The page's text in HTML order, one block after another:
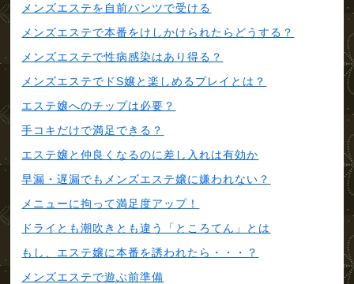
メンズエステを自前パンツで受ける
メンズエステで本番をけしかけられたらどうする？
メンズエステで性病感染はあり得る？
メンズエステでドS嬢と楽しめるプレイとは？
エステ嬢へのチップは必要？
手コキだけで満足できる？
エステ嬢と仲良くなるのに差し入れは有効か
早漏・遅漏でもメンズエステ嬢に嫌われない？
メニューに拘って満足度アップ！
ドライとも潮吹きとも違う「ところてん」とは
もし、エステ嬢に本番を誘われたら・・・？
メンズエステで遊ぶ前準備